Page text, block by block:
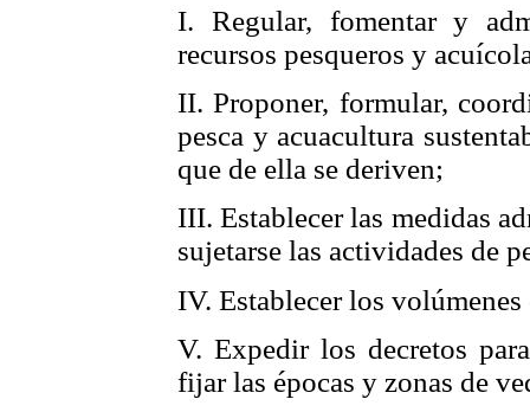
I. Regular, fomentar y
recursos pesqueros y
II. Proponer, formular,
pesca y acuacultura
que de ella se deriven;
III. Establecer las medidas
sujetarse las actividades de
IV. Establecer los
V. Expedir los decretos
fijar las épocas y zonas de